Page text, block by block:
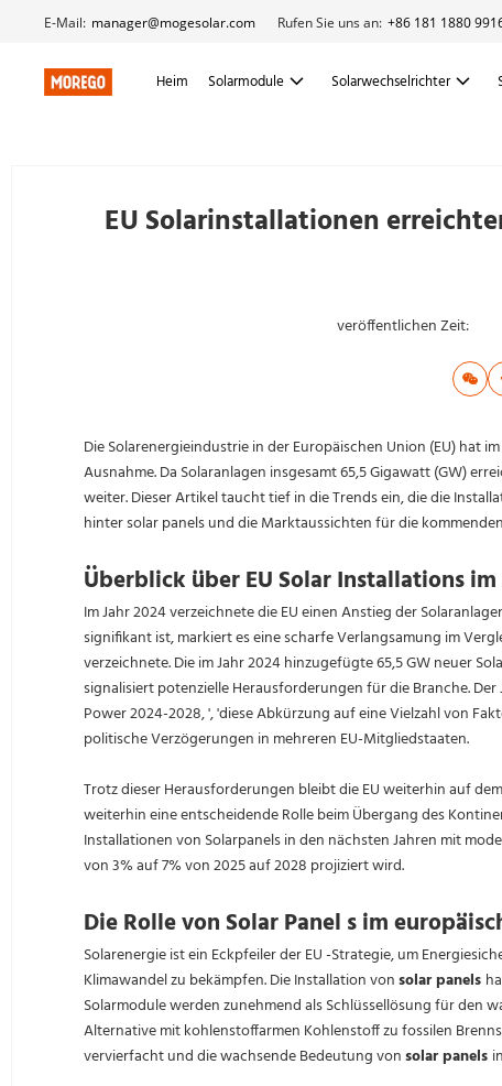
E-Mail: manager@mogesolar.com Rufen Sie uns an: +86 181 1880
Heim Solarmodule Solarwechselrichter
EU Solarinstallationen
veröffentlichen Zeit:
Die Solarenergieindustrie in der Europäischen Union (EU) hat
Ausnahme. Da Solaranlagen insgesamt 65,5 Gigawatt (GW)
weiter. Dieser Artikel taucht tief in die Trends ein, die die
hinter solar panels und die Marktaussichten für die
Überblick über EU Solar Installations im
Im Jahr 2024 verzeichnete die EU einen Anstieg der
signifikant ist, markiert es eine scharfe Verlangsamung im
verzeichnete. Die im Jahr 2024 hinzugefügte 65,5 GW neuer
signalisiert potenzielle Herausforderungen für die Branche.
Power 2024-2028, ', 'diese Abkürzung auf eine Vielzahl von
politische Verzögerungen in mehreren EU-Mitgliedstaaten.
Trotz dieser Herausforderungen bleibt die EU weiterhin auf
weiterhin eine entscheidende Rolle beim Übergang des
Installationen von Solarpanels in den nächsten Jahren mit
von 3% auf 7% von 2025 auf 2028 projiziert wird.
Die Rolle von Solar Panel s im
Solarenergie ist ein Eckpfeiler der EU -Strategie, um
Klimawandel zu bekämpfen. Die Installation vonsolar panels
Solarmodule werden zunehmend als Schlüssellösung für den
Alternative mit kohlenstoffarmen Kohlenstoff zu fossilen
vervierfacht und die wachsende Bedeutung vonsolar panels